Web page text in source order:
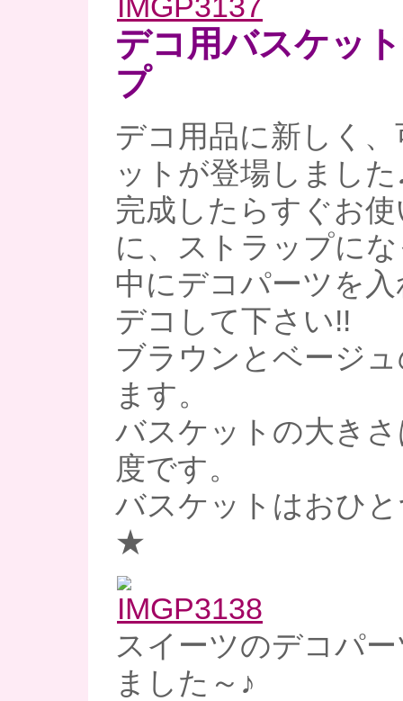
デコ用バスケッ
プ
デコ用品に新しく
ットが登場しました
完成したらすぐお
に、ストラップに
中にデコパーツを
デコして下さい!!
ブラウンとベージ
ます。
バスケットの大き
度です。
バスケットはおひ
★
スイーツのデコパ
ました～♪